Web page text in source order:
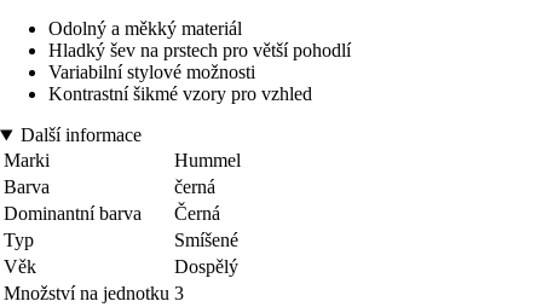
Odolný a měkký materiál
Hladký šev na prstech pro větší pohodlí
Variabilní stylové možnosti
Kontrastní šikmé vzory pro vzhled
Další informace
Marki
Hummel
Barva
černá
Dominantní barva
Černá
Typ
Smíšené
Věk
Dospělý
Množství na jednotku 3